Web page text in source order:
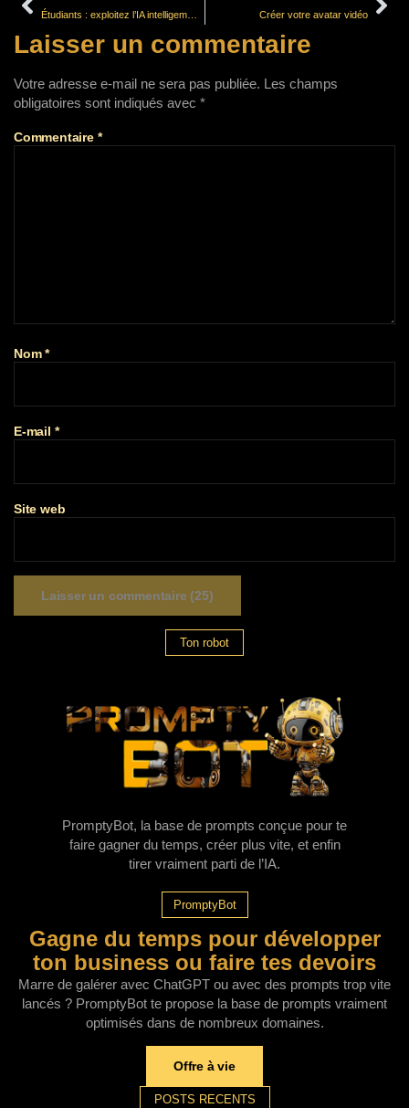
Créer votre avatar vidéo
Laisser un commentaire
Votre adresse e-mail ne sera pas publiée. Les champs
obligatoires sont indiqués avec *
Commentaire *
Nom*
E-mail *
Site web
Ton robot
PromptyBot, la base de prompts conçue pour te
faire gagner du temps, créer plus vite, et enfin
tirer vraiment parti de l’IA.
PromptyBot
Gagne du temps pour développer
ton business ou faire tes devoirs
Marre de galérer avec ChatGPT ou avec des prompts trop vite
lancés ? PromptyBot te propose la base de prompts vraiment
optimisés dans de nombreux domaines.
Offre à vie
POSTS RECENTS